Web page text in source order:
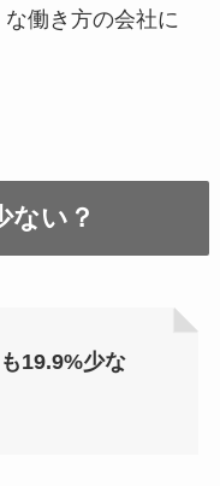
働き方の会社に
ない？
19.9%少な